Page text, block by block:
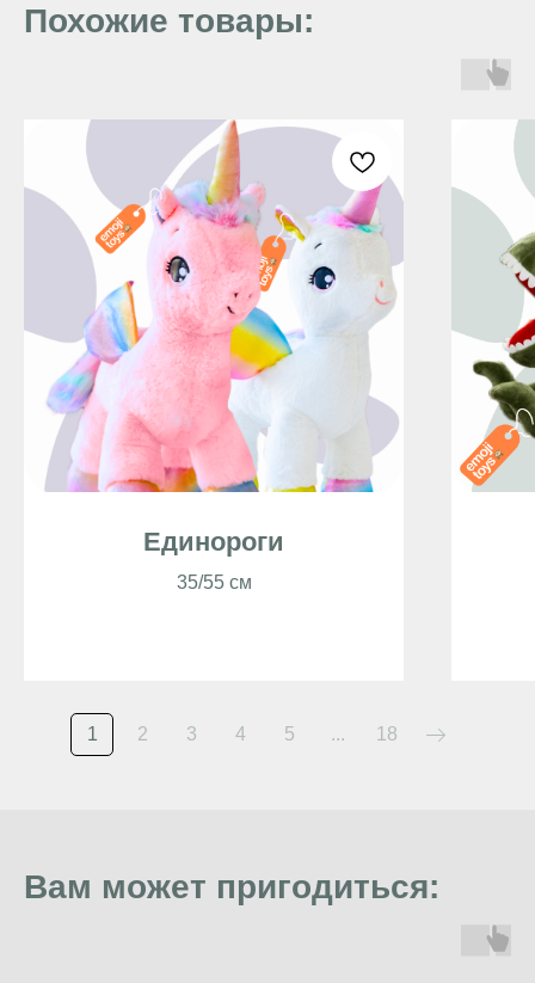
Похожие товары:
Единороги
35/55 см
1 2 3 4 5 ... 18
Вам может пригодиться: